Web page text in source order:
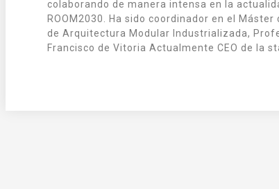
colaborando de manera intensa en la
ROOM2030. Ha sido coordinador en el
de Arquitectura Modular Industrializada,
Francisco de Vitoria Actualmente CEO de la